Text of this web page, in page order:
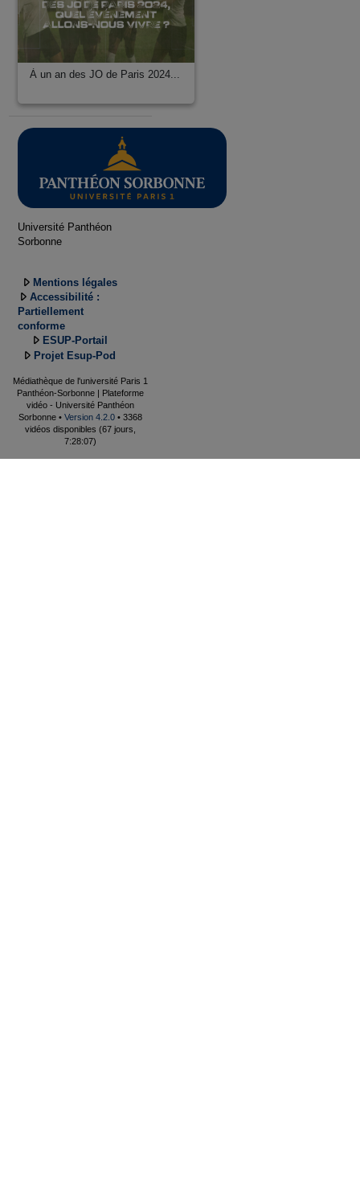
À un an des JO de Paris 2024...
Université Panthéon
Sorbonne
Mentions légales
Accessibilité :
Partiellement
conforme
ESUP-Portail
Projet Esup-Pod
Médiathèque de l'université Paris 1
Panthéon-Sorbonne | Plateforme
vidéo - Université Panthéon
Sorbonne • Version 4.2.0 • 3368
vidéos disponibles (67 jours,
7:28:07)